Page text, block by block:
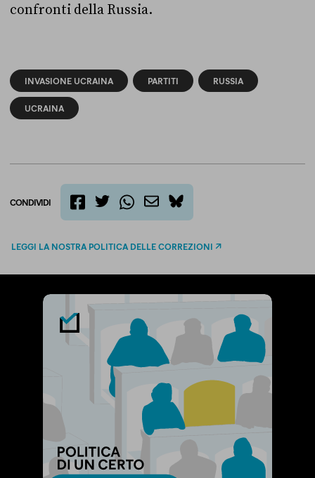
confronti della Russia.
INVASIONE UCRAINA PARTITI RUSSIA
UCRAINA
CONDIVIDI
bluesky
LEGGI LA NOSTRA POLITICA DELLE CORREZIONI